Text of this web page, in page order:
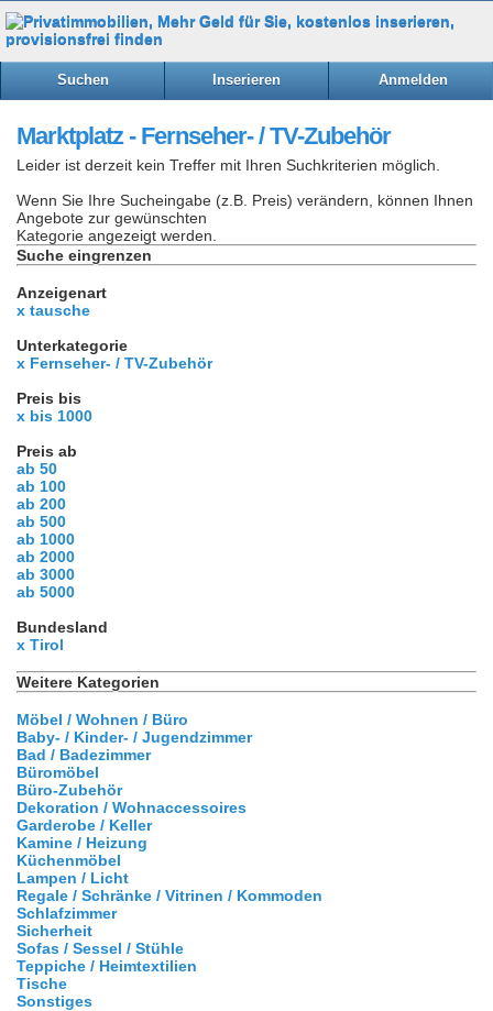
Suchen Inserieren Anmelden
Marktplatz - Fernseher- / TV-Zubehör
Leider ist derzeit kein Treffer mit Ihren Suchkriterien möglich.
Wenn Sie Ihre Sucheingabe (z.B. Preis) verändern, können Ihnen
Angebote zur gewünschten
Kategorie angezeigt werden.
Suche eingrenzen
Anzeigenart
x tausche
Unterkategorie
x Fernseher- / TV-Zubehör
Preis bis
x bis 1000
Preis ab
ab 50
ab 100
ab 200
ab 500
ab 1000
ab 2000
ab 3000
ab 5000
Bundesland
x Tirol
Weitere Kategorien
Möbel / Wohnen / Büro
Baby- / Kinder- / Jugendzimmer
Bad / Badezimmer
Büromöbel
Büro-Zubehör
Dekoration / Wohnaccessoires
Garderobe / Keller
Kamine / Heizung
Küchenmöbel
Lampen / Licht
Regale / Schränke / Vitrinen / Kommoden
Schlafzimmer
Sicherheit
Sofas / Sessel / Stühle
Teppiche / Heimtextilien
Tische
Sonstiges